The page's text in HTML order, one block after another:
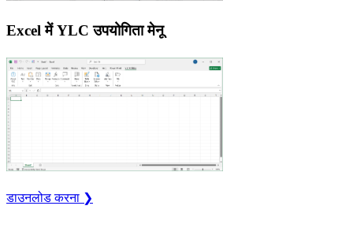
Excel में YLC उपयोगिता मेनू
डाउनलोड करना ❯